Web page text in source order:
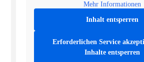
Mehr Informationen
Inhalt entsperren
Erforderlichen Service
Inhalte entsperren